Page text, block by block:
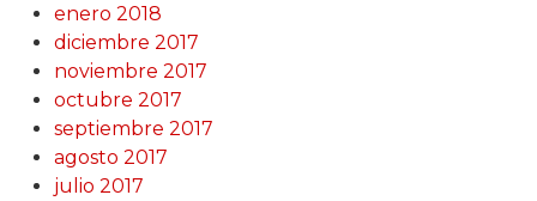
enero 2018
diciembre 2017
noviembre 2017
octubre 2017
septiembre 2017
agosto 2017
julio 2017